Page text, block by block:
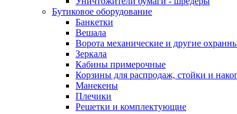
Бутиковое оборудование
Банкетки
Вешала
Ворота механические и другие
Зеркала
Кабины примерочные
Корзины для распродаж, стойки и
Манекены
Плечики
Решетки и комплектующие